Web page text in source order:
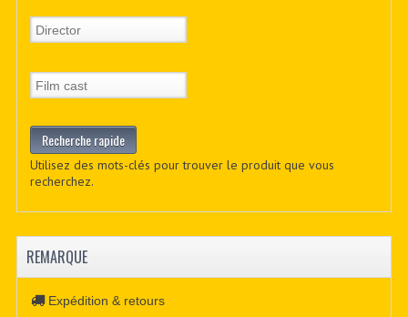
Utilisez des mots-clés pour trouver le produit que vous
recherchez.
REMARQUE
Expédition & retours